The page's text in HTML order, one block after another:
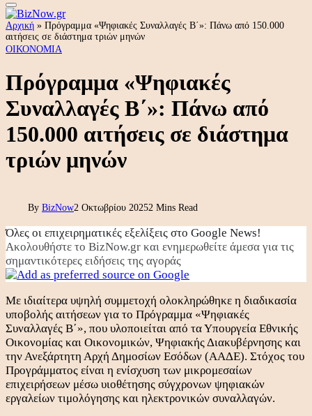
Αρχική » Πρόγραμμα «Ψηφιακές Συναλλαγές Β΄»: Πάνω από 150.000
αιτήσεις σε διάστημα τριών μηνών
ΟΙΚΟΝΟΜΙΑ
Πρόγραμμα «Ψηφιακές
Συναλλαγές Β΄»: Πάνω από
150.000 αιτήσεις σε διάστημα
τριών μηνών
By BizNow2 Οκτωβρίου 20252 Mins Read
Όλες οι επιχειρηματικές εξελίξεις στο Google News!
Ακολουθήστε το BizNow.gr και ενημερωθείτε άμεσα για τις
σημαντικότερες ειδήσεις της αγοράς
Με ιδιαίτερα υψηλή συμμετοχή ολοκληρώθηκε η διαδικασία
υποβολής αιτήσεων για το Πρόγραμμα «Ψηφιακές
Συναλλαγές Β΄», που υλοποιείται από τα Υπουργεία Εθνικής
Οικονομίας και Οικονομικών, Ψηφιακής Διακυβέρνησης και
την Ανεξάρτητη Αρχή Δημοσίων Εσόδων (ΑΑΔΕ). Στόχος του
Προγράμματος είναι η ενίσχυση των μικρομεσαίων
επιχειρήσεων μέσω υιοθέτησης σύγχρονων ψηφιακών
εργαλείων τιμολόγησης και ηλεκτρονικών συναλλαγών.